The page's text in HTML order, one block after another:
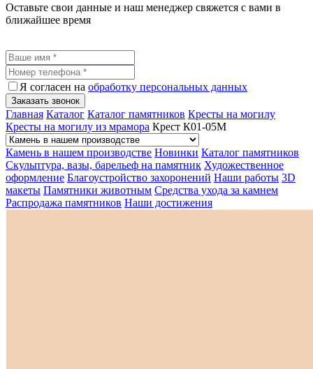
Оставьте свои данные и наш менеджер свяжется с вами в
ближайшее время
Я согласен на обработку персональных данных
Заказать звонок
Главная Каталог Каталог памятников Кресты на могилу
Кресты на могилу из мрамора Крест К01-05М
Камень в нашем производстве Новинки Каталог памятников
Скульптура, вазы, барельеф на памятник Художественное
оформление Благоустройство захоронений Наши работы 3D
макеты Памятники животным Средства ухода за камнем
Распродажа памятников Наши достижения